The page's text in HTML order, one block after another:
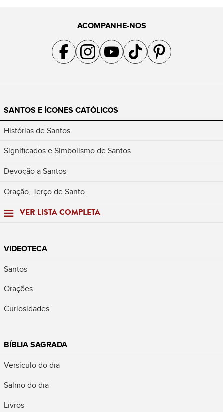
ACOMPANHE-NOS
Acompanhe a gente no Facebook
Acompanhe a gente no Instagram
Acompanhe a gente no YouTube
Acompanhe a gente no TikTok
Acompanhe a gente no
SANTOS E ÍCONES CATÓLICOS
Histórias de Santos
Significados e Simbolismo de Santos
Devoção a Santos
Oração, Terço de Santo
VER LISTA COMPLETA
VIDEOTECA
Santos
Orações
Curiosidades
BÍBLIA SAGRADA
Versículo do dia
Salmo do dia
Livros